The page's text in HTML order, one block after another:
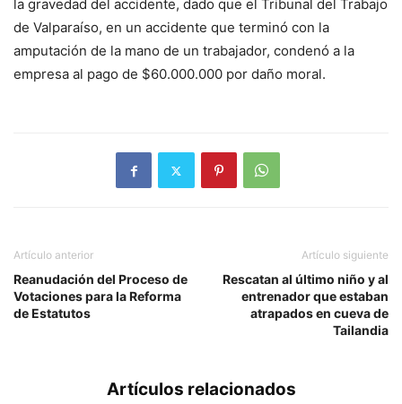
la gravedad del accidente, dado que el Tribunal del Trabajo
de Valparaíso, en un accidente que terminó con la
amputación de la mano de un trabajador, condenó a la
empresa al pago de $60.000.000 por daño moral.
Artículo anterior
Reanudación del Proceso de
Votaciones para la Reforma
de Estatutos
Artículo siguiente
Rescatan al último niño y al
entrenador que estaban
atrapados en cueva de
Tailandia
Artículos relacionados